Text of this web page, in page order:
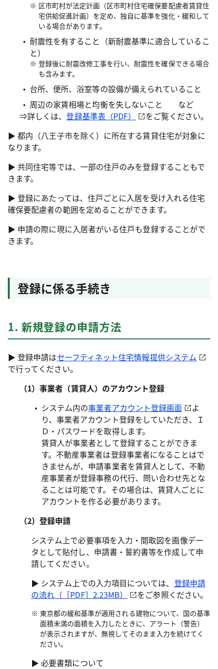
区市町村が法定計画（区市町村住宅確保要配慮者賃貸住
宅供給促進計画）を定め、独自に基準を強化・緩和して
いる場合があります。
耐震性を有すること（新耐震基準に適合しているこ
と）
登録後に耐震改修工事を行い、耐震性を確保できる場合
も含みます。
台所、便所、浴室等の設備が備えられていること
周辺の家賃相場と均衡を失しないこと など
⇒詳しくは、登録基準表（PDF）
をご覧ください。
▶ 都内（八王子市を除く）に所在する賃貸住宅が対象に
なります。
▶ 共同住宅等では、一部の住戸のみを登録することもで
きます。
▶ 登録にあたっては、住戸ごとに入居を受け入れる住宅
確保要配慮者の範囲を定めることができます。
▶ 申請の際に現に入居者がいる住戸も登録することがで
きます。
登録に係る手続き
1. 新規登録の申請方法
▶ 登録申請はセーフティネット住宅情報提供システム
で行ってください。
（1）事業者（賃貸人）のアカウント登録
システム内の事業者アカウント登録画面
よ
り、事業者アカウント登録をしていただき、Ｉ
Ｄ・パスワードを取得します。
賃貸人が事業者として登録することができま
す。不動産事業者は登録事業者になることはで
きませんが、申請事業者を賃貸人として、不動
産事業者が登録事務の代行、問い合わせ先とな
ることは可能です。その場合は、賃貸人ごとに
アカウントを作る必要があります。
（2）登録申請
システム上で必要事項を入力・間取図を画像デー
タとして貼付し、申請書・誓約書等を作成して申
請してください。
▶ システム上での入力項目については、 登録申請
の流れ（［PDF］2.23MB）
をご参照ください。
東京都の緩和基準が適用される建物について、国の基準
面積未満の面積を入力したときに、アラート（警告）
が表示されますが、無視してそのまま入力を続けてく
ださい。
▶ 必要書類について